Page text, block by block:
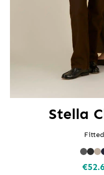
Stella
Fitted
€